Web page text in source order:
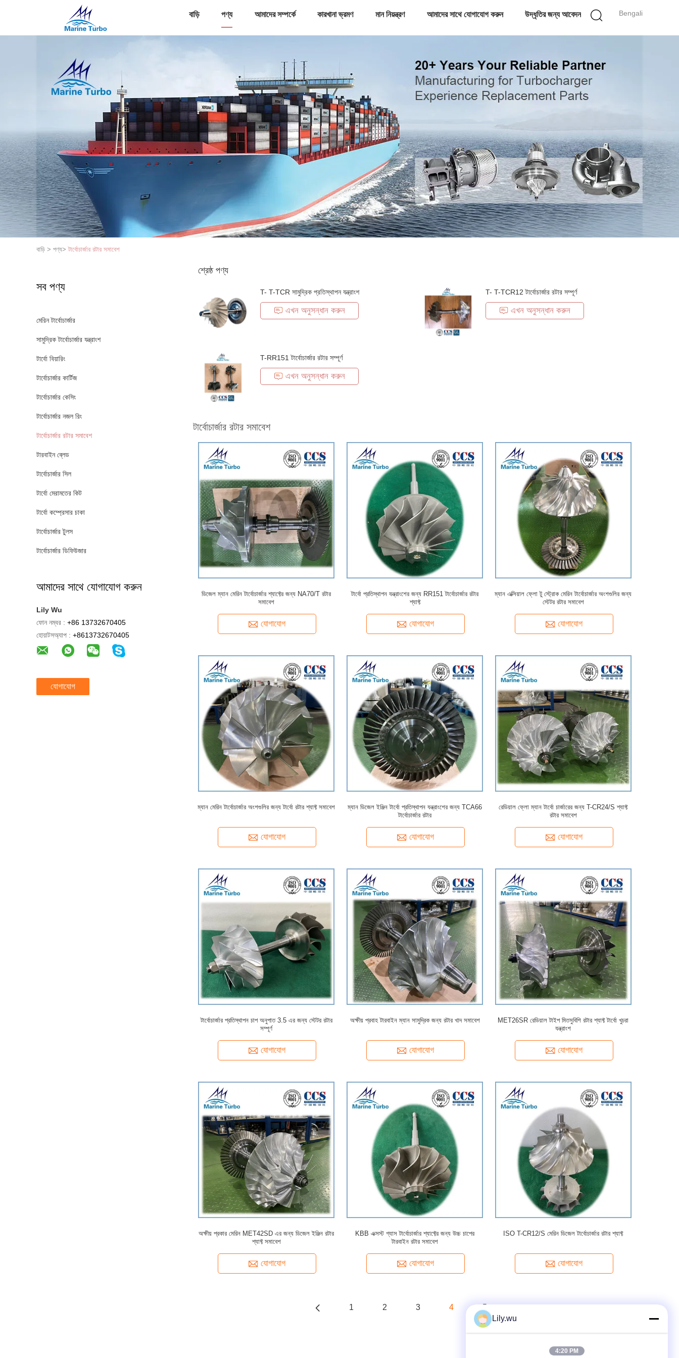
Bengali
বাড়ি পণ্য আমাদের সম্পর্কে কারখানা ভ্রমণ মান নিয়ন্ত্রণ আমাদের সাথে যোগাযোগ করুন উদ্ধৃতির জন্য আবেদন
বাড়ি > পণ্য>টার্বোচার্জার রটার সমাবেশ
সব পণ্য
মেরিন টার্বোচার্জার
সামুদ্রিক টার্বোচার্জার যন্ত্রাংশ
টার্বো বিয়ারিং
টার্বোচার্জার কার্টিজ
টার্বোচার্জার কেসিং
টার্বোচার্জার নজল রিং
টার্বোচার্জার রটার সমাবেশ
টারবাইন ব্লেড
টার্বোচার্জার সিল
টার্বো মেরামতের কিট
টার্বো কম্প্রেসার চাকা
টার্বোচার্জার টুলস
টার্বোচার্জার ডিফিউজার
আমাদের সাথে যোগাযোগ করুন
Lily Wu
ফোন নম্বর : +86 13732670405
হোয়াটসঅ্যাপ : +8613732670405
যোগাযোগ
শ্রেষ্ঠ পণ্য
T- T-TCR সামুদ্রিক প্রতিস্থাপন যন্ত্রাংশ
এখন অনুসন্ধান করুন
T- T-TCR12 টার্বোচার্জার রটার সম্পূর্ণ
এখন অনুসন্ধান করুন
T-RR151 টার্বোচার্জার রটার সম্পূর্ণ
এখন অনুসন্ধান করুন
টার্বোচার্জার রটার সমাবেশ
ডিজেল ম্যান মেরিন টার্বোচার্জার শ্যাফ্টের জন্য NA70/T রটার
সমাবেশ
যোগাযোগ
টার্বো প্রতিস্থাপন যন্ত্রাংশের জন্য RR151 টার্বোচার্জার রটার
শ্যাফ্ট
যোগাযোগ
ম্যান এক্সিয়াল ফ্লো টু স্ট্রোক মেরিন টার্বোচার্জার অংশগুলির জন্য
স্টেটর রটার সমাবেশ
যোগাযোগ
ম্যান মেরিন টার্বোচার্জার অংশগুলির জন্য টার্বো রটার শ্যাফ্ট সমাবেশ
যোগাযোগ
ম্যান ডিজেল ইঞ্জিন টার্বো প্রতিস্থাপন যন্ত্রাংশের জন্য TCA66
টার্বোচার্জার রটার
যোগাযোগ
রেডিয়াল ফ্লো ম্যান টার্বো চার্জারের জন্য T-CR24/S শ্যাফ্ট
রটার সমাবেশ
যোগাযোগ
টার্বোচার্জার প্রতিস্থাপন চাপ অনুপাত 3.5 এর জন্য স্টেটর রটার
সম্পূর্ণ
যোগাযোগ
অক্ষীয় প্রবাহ টারবাইন ম্যান সামুদ্রিক জন্য রটার খাদ সমাবেশ
যোগাযোগ
MET26SR রেডিয়াল টাইপ মিতসুবিশি রটার শ্যাফ্ট টার্বো খুচরা
যন্ত্রাংশ
যোগাযোগ
অক্ষীয় প্রকার মেরিন MET42SD এর জন্য ডিজেল ইঞ্জিন রটার
শ্যাফ্ট সমাবেশ
যোগাযোগ
KBB এক্সস্ট গ্যাস টার্বোচার্জার শ্যাফ্টের জন্য উচ্চ চাপের
টারবাইন রটার সমাবেশ
যোগাযোগ
ISO T-CR12/S মেরিন ডিজেল টার্বোচার্জার রটার শ্যাফ্ট
যোগাযোগ
1 2 3 4
5
Lily.wu
4:20 PM